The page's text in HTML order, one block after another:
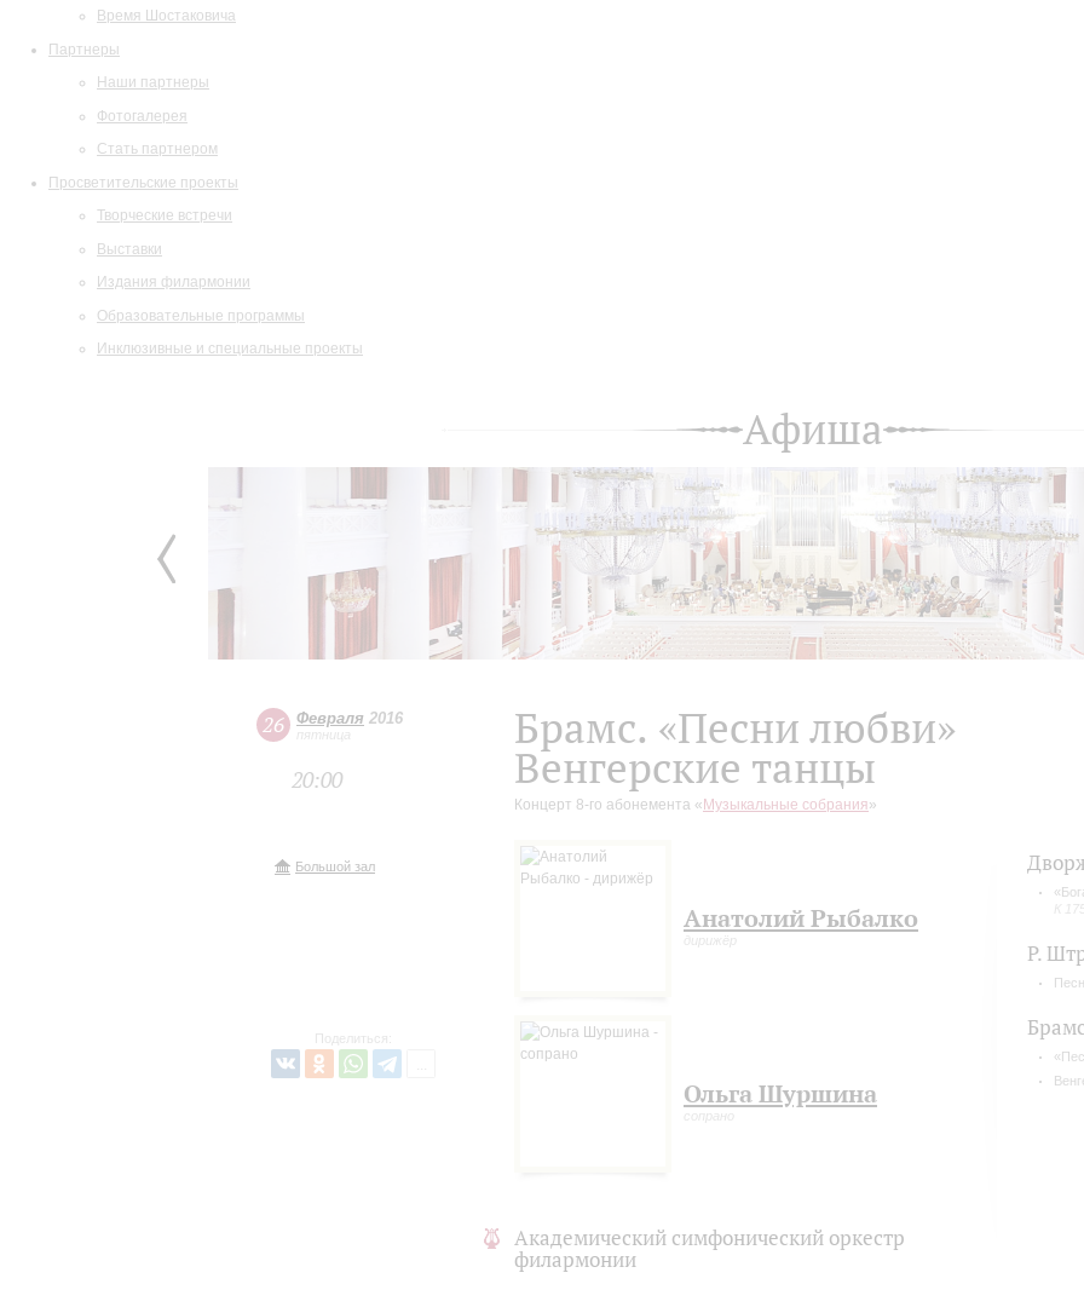
Время Шостаковича
Партнеры
Наши партнеры
Фотогалерея
Стать партнером
Просветительские проекты
Творческие встречи
Выставки
Издания филармонии
Образовательные программы
Инклюзивные и специальные проекты
Афиша
26 Февраля 2016
пятница
20:00
Большой зал
Поделиться:
Брамс. «Песни любви»
Венгерские танцы
Концерт 8-го абонемента « Музыкальные собрания»
Анатолий Рыбалко
дирижёр
Ольга Шуршина
сопрано
Академический симфонический оркестр
филармонии
К
Р.